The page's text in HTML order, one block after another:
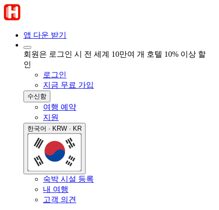
앱 다운 받기
회원은 로그인 시 전 세계 10만여 개 호텔 10% 이상 할
인
로그인
지금 무료 가입
수신함
여행 예약
지원
한국어 · KRW · KR
숙박 시설 등록
내 여행
고객 의견